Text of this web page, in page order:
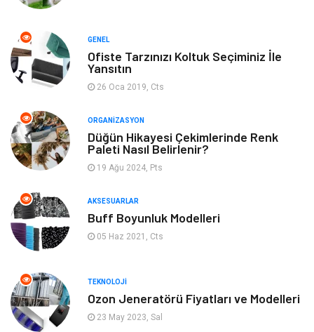
Yeme & İçme Spor
Gençlik & Eğlence Keyif & Hobi
Aksesuarlar
Mobilya
Gayrimenkul
Ev İşleri
Astroloji
GENEL
Ofiste Tarzınızı Koltuk Seçiminiz İle
Yansıtın
26 Oca 2019, Cts
ORGANIZASYON
Düğün Hikayesi Çekimlerinde Renk
Paleti Nasıl Belirlenir?
19 Ağu 2024, Pts
AKSESUARLAR
Buff Boyunluk Modelleri
05 Haz 2021, Cts
TEKNOLOJI
Ozon Jeneratörü Fiyatları ve Modelleri
23 May 2023, Sal